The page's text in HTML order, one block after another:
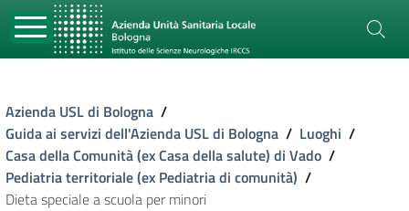
Azienda USL di Bologna /
Guida ai servizi dell'Azienda USL di Bologna / Luoghi /
Casa della Comunità (ex Casa della salute) di Vado /
Pediatria territoriale (ex Pediatria di comunità) /
Dieta speciale a scuola per minori